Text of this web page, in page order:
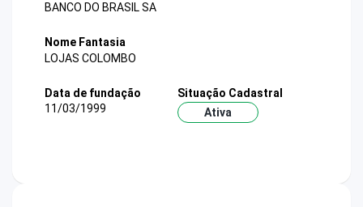
BANCO DO BRASIL SA
Nome Fantasia
LOJAS COLOMBO
Data de fundação
11/03/1999
Situação Cadastral
Ativa